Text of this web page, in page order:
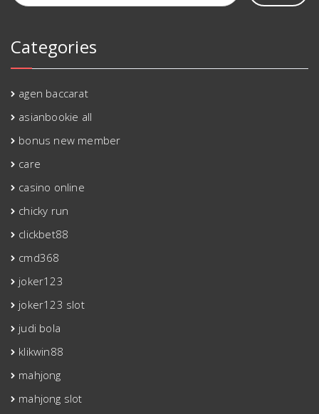
Categories
agen baccarat
asianbookie all
bonus new member
care
casino online
chicky run
clickbet88
cmd368
joker123
joker123 slot
judi bola
klikwin88
mahjong
mahjong slot